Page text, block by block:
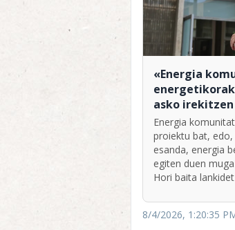
«Energia
asko
Energia
proiektu bat,
esanda, energia
egiten duen
Hori baita
8/4/2026, 1:20:35